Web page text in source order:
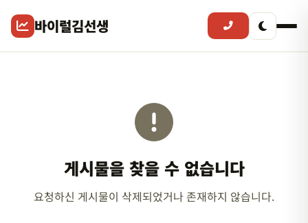
바이럴김선생
게시물을 찾을 수 없습니다
요청하신 게시물이 삭제되었거나 존재하지 않습니다.